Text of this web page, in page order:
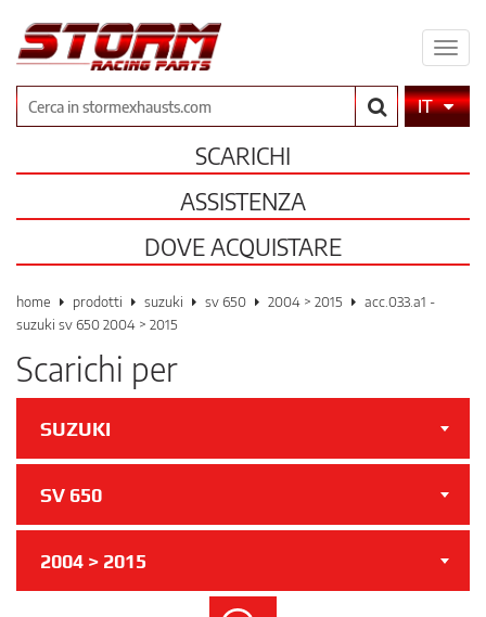
il
CercaIT
SCARICHI
ASSISTENZA
DOVE ACQUISTARE
home prodotti suzuki sv 650 2004 > 2015
acc.033.a1 -
suzuki sv 650 2004 > 2015
Scarichi per
SUZUKI
SV 650
2004 > 2015